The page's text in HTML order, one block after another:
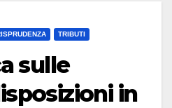
TRIBUTI
sulle
in